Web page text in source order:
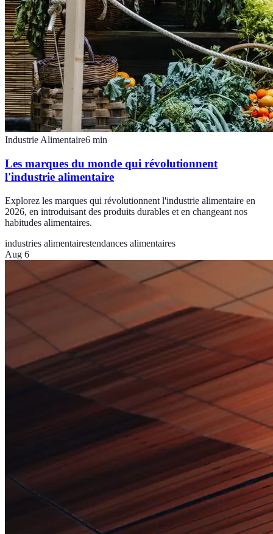
Industrie Alimentaire6 min
Les marques du monde qui révolutionnent
l'industrie alimentaire
Explorez les marques qui révolutionnent l'industrie alimentaire en
2026, en introduisant des produits durables et en changeant nos
habitudes alimentaires.
industries alimentairestendances alimentaires
Aug 6